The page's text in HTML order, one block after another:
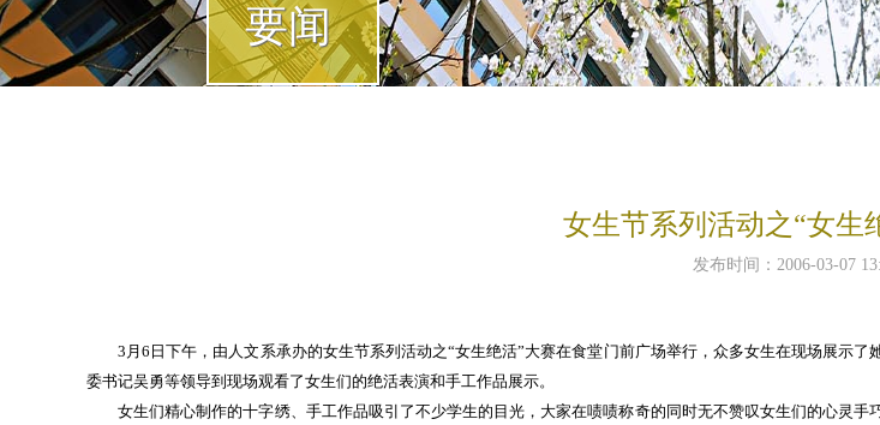
要闻
女生节系列活动之“女生
发布时间：2006-03-07
3月6日下午，由人文系承办的女生节系列活动之“女生绝活”大赛在食堂门前广场举行，众多女生在现场展示了
委书记吴勇等领导到现场观看了女生们的绝活表演和手工作品展示。
女生们精心制作的十字绣、手工作品吸引了不少学生的目光，大家在啧啧称奇的同时无不赞叹女生们的心灵手